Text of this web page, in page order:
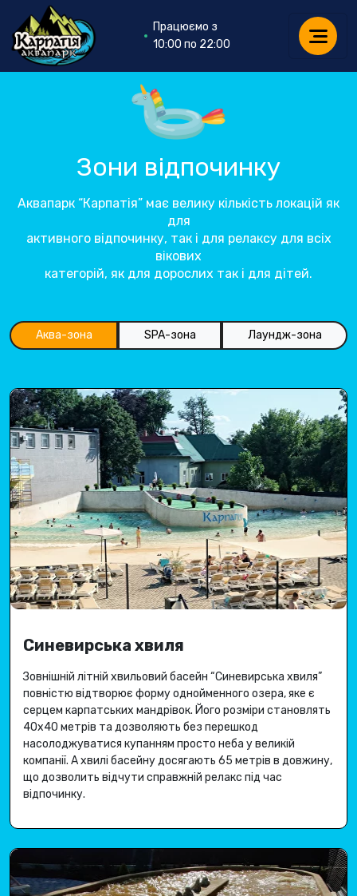
Працюємо з
10:00 по 22:00
Зони відпочинку
Аквапарк “Карпатія” має велику кількість локацій як
для
активного відпочинку, так і для релаксу для всіх
вікових
категорій, як для дорослих так і для дітей.
Аква-зона SPA-зона Лаундж-зона
Синевирська хвиля
Зовнішній літній хвильовий басейн “Синевирська хвиля”
повністю відтворює форму однойменного озера, яке є
серцем карпатських мандрівок. Його розміри становлять
40х40 метрів та дозволяють без перешкод
насолоджуватися купанням просто неба у великій
компанії. А хвилі басейну досягають 65 метрів в довжину,
що дозволить відчути справжній релакс під час
відпочинку.